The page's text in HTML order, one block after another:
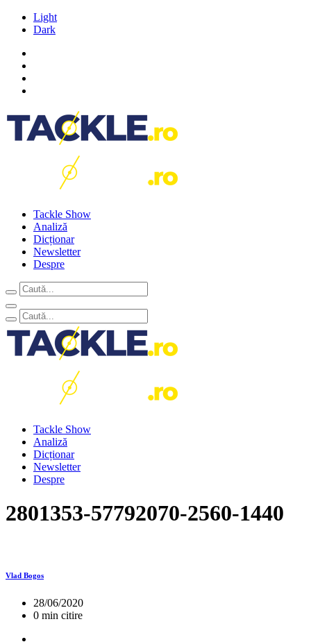
Light
Dark
Tackle Show
Analiză
Dicționar
Newsletter
Despre
Tackle Show
Analiză
Dicționar
Newsletter
Despre
2801353-57792070-2560-1440
Vlad Bogos
28/06/2020
0 min citire